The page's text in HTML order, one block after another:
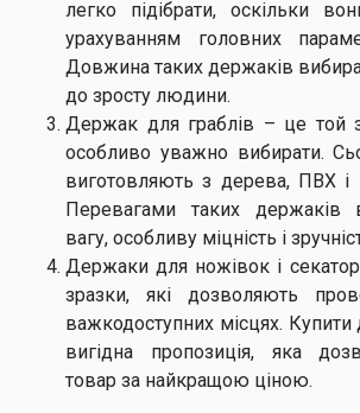
легко підібрати, оскільки
урахуванням головних
Довжина таких держаків
до зросту людини.
Держак для граблів – це той
особливо уважно вибирати.
виготовляють з дерева, ПВХ і
Перевагами таких держаків
вагу, особливу міцність і
Держаки для ножівок і
зразки, які дозволяють
важкодоступних місцях.
вигідна пропозиція, яка
товар за найкращою ціною.